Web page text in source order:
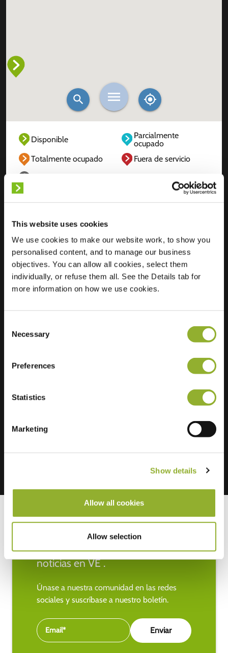
This website uses cookies
We use cookies to make our website work, to show you
personalised content, and to manage our business
objectives. You can allow all cookies, select them
individually, or refuse them all. See the Details tab for
more information on how we use cookies.
Selection
Necessary
Preferences
Statistics
Marketing
Show details
Allow all cookies
Allow selection
Disponible
Parcialmente
ocupado
Totalmente ocupado
Fuera de servicio
Ubicación
Brunellaan 68
4143 EG Leerdam
Países Bajos
Regular Charging 0 of 2 available
Manténgase al día de las últimas
noticias en VE .
Únase a nuestra comunidad en las redes
sociales y suscríbase a nuestro boletín.